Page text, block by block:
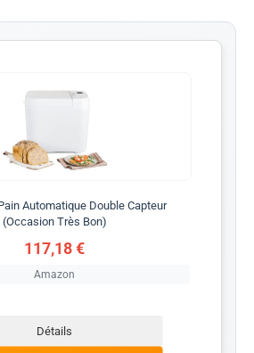
Automatique Double Capteur
(Occasion Très Bon)
117,18 €
Amazon
Détails